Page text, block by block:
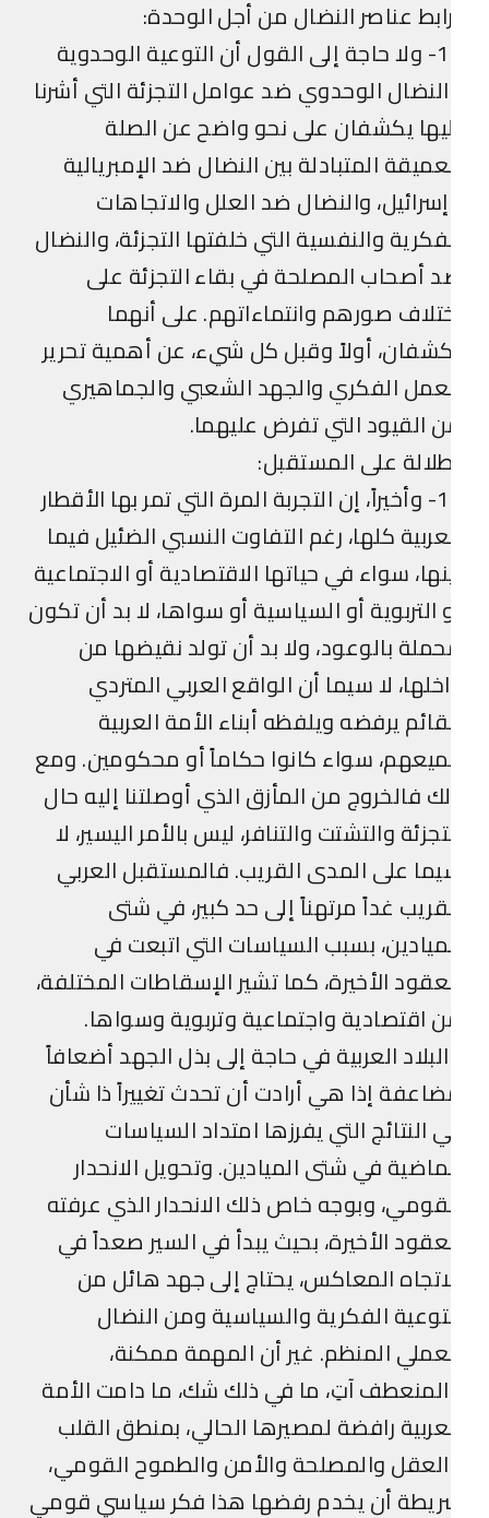
عناصر النضال من أجل الوحدة:
11- ولا حاجة إلى القول أن التوعية الوحدوية
الوحدوي ضد عوامل التجزئة التي أشرنا
يكشفان على نحو واضح عن الصلة
المتبادلة بين النضال ضد الإمبريالية
والنضال ضد العلل والاتجاهات
والنفسية التي خلفتها التجزئة، والنضال
أصحاب المصلحة في بقاء التجزئة على
صورهم وانتماءاتهم. على أنهما
أولاً وقبل كل شيء، عن أهمية تحرير
الفكري والجهد الشعبي والجماهيري
القيود التي تفرض عليهما.
على المستقبل:
12- وأخيراً، إن التجربة المرة التي تمر بها الأقطار
كلها، رغم التفاوت النسبي الضئيل فيما
سواء في حياتها الاقتصادية أو الاجتماعية
التربوية أو السياسية أو سواها، لا بد أن تكون
بالوعود، ولا بد أن تولد نقيضها من
لا سيما أن الواقع العربي المتردي
يرفضه ويلفظه أبناء الأمة العربية
سواء كانوا حكاماً أو محكومين. ومع
فالخروج من المأزق الذي أوصلتنا إليه حال
والتشتت والتنافر، ليس بالأمر اليسير، لا
على المدى القريب. فالمستقبل العربي
غداً مرتهناً إلى حد كبير، في شتى
بسبب السياسات التي اتبعت في
الأخيرة، كما تشير الإسقاطات المختلفة،
اقتصادية واجتماعية وتربوية وسواها.
العربية في حاجة إلى بذل الجهد أضعافاً
إذا هي أرادت أن تحدث تغييراً ذا شأن
النتائج التي يفرزها امتداد السياسات
في شتى الميادين. وتحويل الانحدار
وبوجه خاص ذلك الانحدار الذي عرفته
الأخيرة، بحيث يبدأ في السير صعداً في
المعاكس، يحتاج إلى جهد هائل من
الفكرية والسياسية ومن النضال
المنظم. غير أن المهمة ممكنة،
آتِ، ما في ذلك شك، ما دامت الأمة
رافضة لمصيرها الحالي، بمنطق القلب
والمصلحة والأمن والطموح القومي،
أن يخدم رفضها هذا فكر سياسي قومي